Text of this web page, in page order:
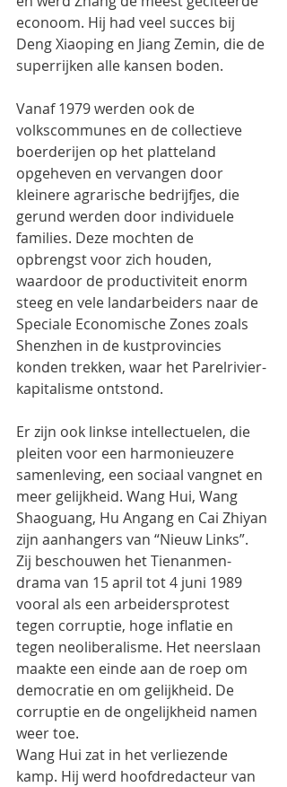
econoom. Hij had veel succes bij
Deng Xiaoping en Jiang Zemin, die de
superrijken alle kansen boden.
Vanaf 1979 werden ook de
volkscommunes en de collectieve
boerderijen op het platteland
opgeheven en vervangen door
kleinere agrarische bedrijfjes, die
gerund werden door individuele
families. Deze mochten de
opbrengst voor zich houden,
waardoor de productiviteit enorm
steeg en vele landarbeiders naar de
Speciale Economische Zones zoals
Shenzhen in de kustprovincies
konden trekken, waar het Parelrivier-
kapitalisme ontstond.
Er zijn ook linkse intellectuelen, die
pleiten voor een harmonieuzere
samenleving, een sociaal vangnet en
meer gelijkheid. Wang Hui, Wang
Shaoguang, Hu Angang en Cai Zhiyan
zijn aanhangers van “Nieuw Links”.
Zij beschouwen het Tienanmen-
drama van 15 april tot 4 juni 1989
vooral als een arbeidersprotest
tegen corruptie, hoge inflatie en
tegen neoliberalisme. Het neerslaan
maakte een einde aan de roep om
democratie en om gelijkheid. De
corruptie en de ongelijkheid namen
weer toe.
Wang Hui zat in het verliezende
kamp. Hij werd hoofdredacteur van